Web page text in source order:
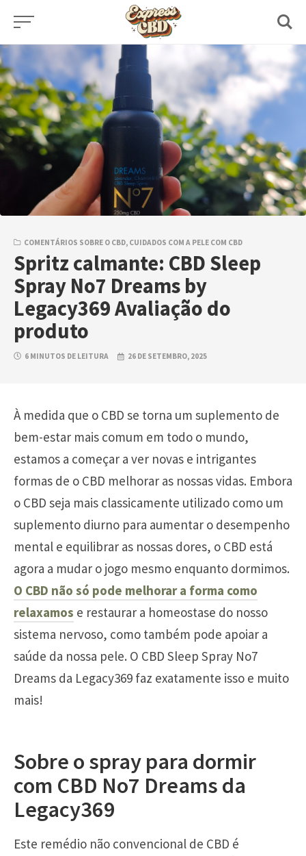
Skip
content
COMENTÁRIOS SOBRE O CBD, CUIDADOS COM A PELE COM CBD
Spritz calmante: CBD Sleep
Spray No7 Dreams by
Legacy369 Avaliação do
produto
6 MINUTOS DE LEITURA 26 DE SETEMBRO, 2025
À medida que o CBD se torna um suplemento de
bem-estar mais comum em todo o mundo,
estamos a começar a ver novas e intrigantes
formas de o CBD melhorar as nossas vidas. Embora
o CBD seja mais classicamente utilizado como um
suplemento diurno para aumentar o desempenho
mental e equilibrar as nossas dores, o CBD está
agora a mudar o jogo mesmo enquanto dormimos.
O CBD não só pode melhorar a forma como
relaxamos e restaurar a homeostase do nosso
sistema nervoso, como também pode apoiar a
saúde da nossa pele. O CBD Sleep Spray No7
Dreams da Legacy369 faz exatamente isso e muito
mais!
Sobre o spray para dormir
com CBD No7 Dreams da
Legacy369
Este remédio não convencional de CBD é